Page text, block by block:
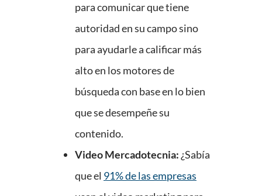
para comunicar que tiene
autoridad en su campo sino
para ayudarle a calificar más
alto en los motores de
búsqueda con base en lo bien
que se desempeñe su
contenido.
Video Mercadotecnia: ¿Sabía
que el 91% de las empresas